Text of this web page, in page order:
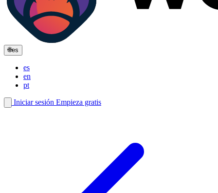
🌐es
es
en
pt
Iniciar sesión Empieza gratis